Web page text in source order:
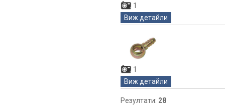
1
Виж детайли
1
Виж детайли
Резултати: 28